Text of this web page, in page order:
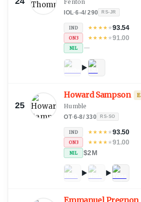
Fenton
IOL·6-4/290 RS-JR
IND ★★ ★★★93.54
ON3 ★★ ★★★91.00
NIL —
25
Howard Sampson E
Humble
OT·6-8/330 RS-SO
IND ★★ ★★★93.50
ON3 ★★ ★★★91.00
NIL $2M